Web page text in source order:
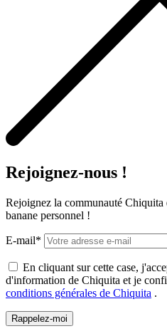
Rejoignez-nous !
Rejoignez la communauté Chiquita
banane personnel !
E-mail*
En cliquant sur cette case,
d'information de Chiquita et je
conditions générales de Chiquita .